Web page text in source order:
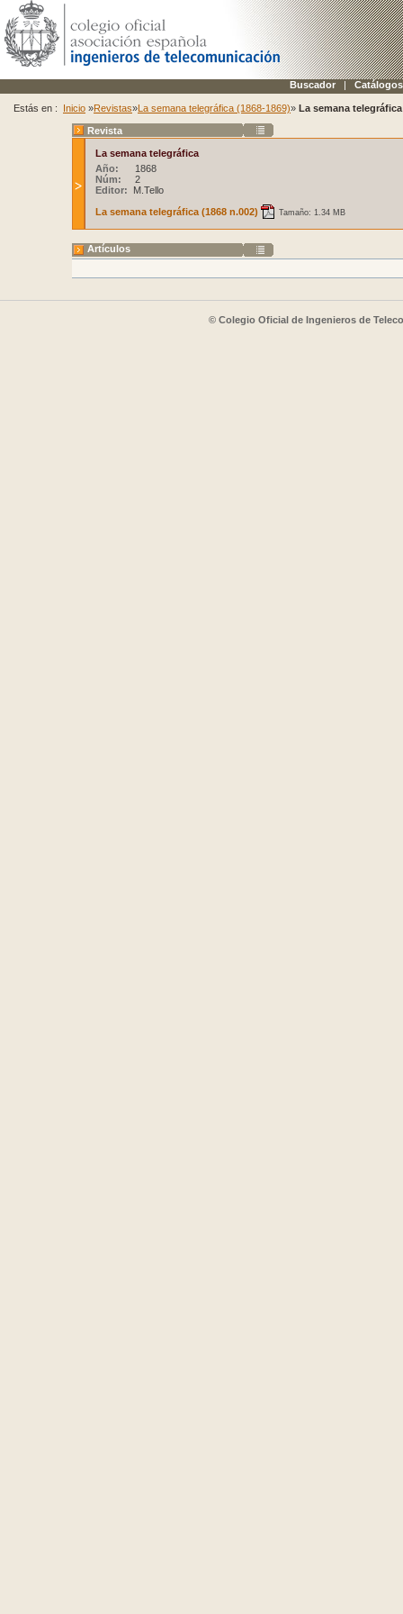
Buscador | Catálogos
Estás en : Inicio »Revistas»La semana telegráfica (1868-1869)» La semana telegráfica
Revista
La semana telegráfica
Año: 1868
Núm: 2
Editor: M.Tello
La semana telegráfica (1868 n.002)
Tamaño: 1.34 MB
Artículos
© Colegio Oficial de Ingenieros de